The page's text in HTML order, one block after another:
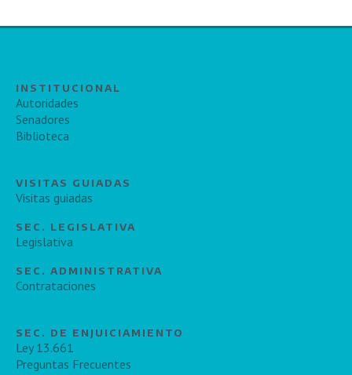
INSTITUCIONAL
Autoridades
Senadores
Biblioteca
VISITAS GUIADAS
Visitas guiadas
SEC. LEGISLATIVA
Legislativa
SEC. ADMINISTRATIVA
Contrataciones
SEC. DE ENJUICIAMIENTO
Ley 13.661
Preguntas Frecuentes